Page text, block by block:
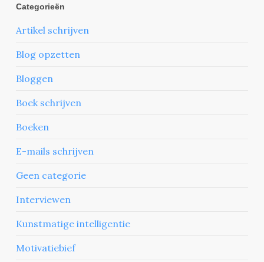
Categorieën
Artikel schrijven
Blog opzetten
Bloggen
Boek schrijven
Boeken
E-mails schrijven
Geen categorie
Interviewen
Kunstmatige intelligentie
Motivatiebief